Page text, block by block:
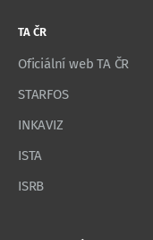
TA ČR
Oficiální web TA ČR
STARFOS
INKAVIZ
ISTA
ISRB